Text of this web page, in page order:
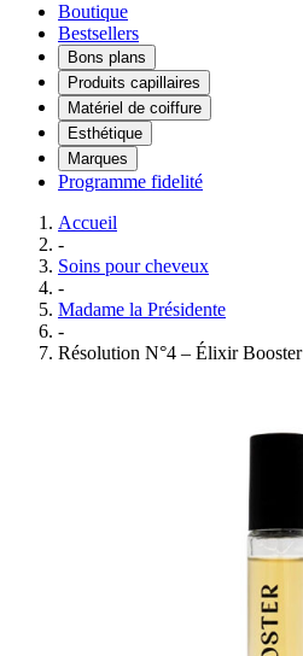
Boutique
Bestsellers
Bons plans
Produits capillaires
Matériel de coiffure
Esthétique
Marques
Programme fidelité
Accueil
-
Soins pour cheveux
-
Madame la Présidente
-
Résolution N°4 – Élixir Booster